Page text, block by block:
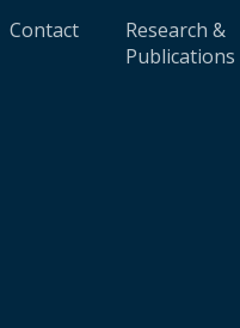
Contact
Research &
Publications